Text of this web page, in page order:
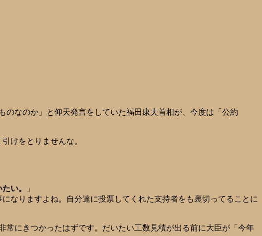
のなのか」と仰天発言をしていた福田康夫首相が、今度は「公約
けをとりませんな。
い。
」
なりますよね。自分達に投票してくれた支持者をも裏切ってることに
にきつかったはずです。だいたい工数見積が出る前に大臣が「今年